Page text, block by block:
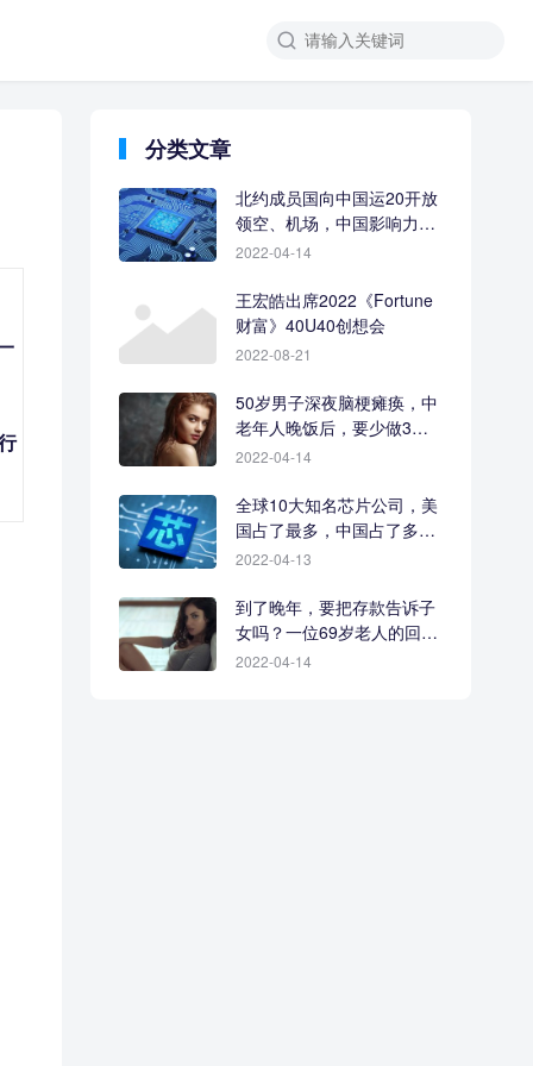
分类文章
北约成员国向中国运20开放
领空、机场，中国影响力让
人羡慕
2022-04-14
王宏皓出席2022《Fortune
财富》40U40创想会
2022-08-21
50岁男子深夜脑梗瘫痪，中
老年人晚饭后，要少做3件
事
2022-04-14
全球10大知名芯片公司，美
国占了最多，中国占了多
少？
2022-04-13
到了晚年，要把存款告诉子
女吗？一位69岁老人的回答
很现实
2022-04-14